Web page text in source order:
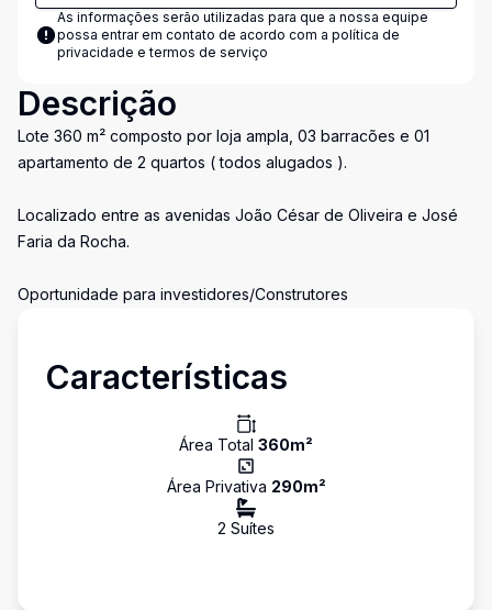
As informações serão utilizadas para que a nossa equipe
possa entrar em contato de acordo com a política de
privacidade e termos de serviço
Descrição
Lote 360 m² composto por loja ampla, 03 barracões e 01
apartamento de 2 quartos ( todos alugados ).
Localizado entre as avenidas João César de Oliveira e José
Faria da Rocha.
Oportunidade para investidores/Construtores
Características
Área Total 360m²
Área Privativa 290m²
2 Suítes